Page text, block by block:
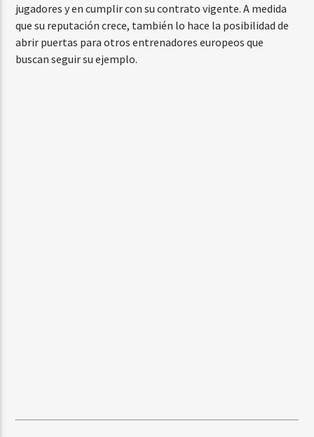
jugadores y en cumplir con su contrato vigente. A medida
que su reputación crece, también lo hace la posibilidad de
abrir puertas para otros entrenadores europeos que
buscan seguir su ejemplo.